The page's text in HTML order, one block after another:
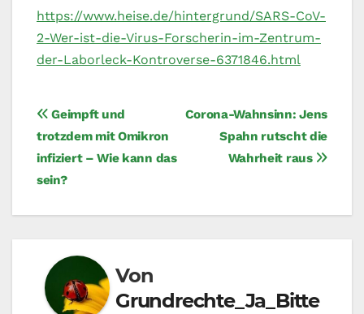
https://www.heise.de/hintergrund/SARS-CoV-
2-Wer-ist-die-Virus-Forscherin-im-Zentrum-
der-Laborleck-Kontroverse-6371846.html
Beitragsnavigation
Corona-Wahnsinn: Jens
Spahn rutscht die
Wahrheit raus
Geimpft und
trotzdem mit Omikron
infiziert – Wie kann das
sein?
Von
Grundrechte_Ja_Bitte